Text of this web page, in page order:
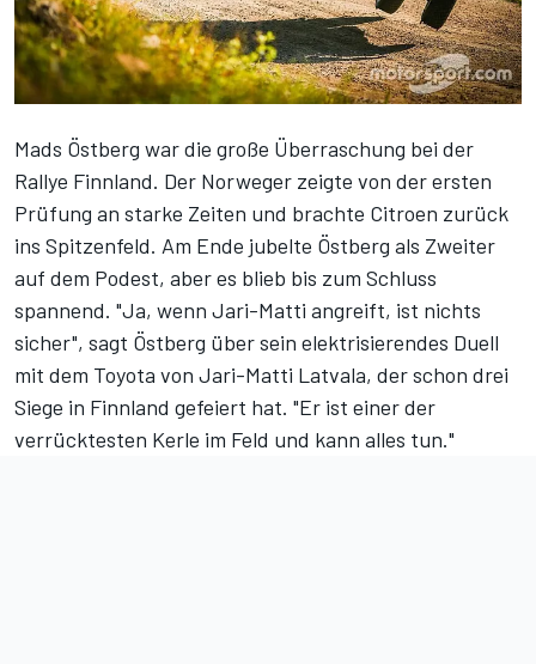
Mads Östberg war die große Überraschung bei der
Rallye Finnland. Der Norweger zeigte von der ersten
Prüfung an starke Zeiten und brachte Citroen zurück
ins Spitzenfeld. Am Ende jubelte Östberg als Zweiter
auf dem Podest, aber es blieb bis zum Schluss
spannend. "Ja, wenn Jari-Matti angreift, ist nichts
sicher", sagt Östberg über sein elektrisierendes Duell
mit dem Toyota von Jari-Matti Latvala, der schon drei
Siege in Finnland gefeiert hat. "Er ist einer der
verrücktesten Kerle im Feld und kann alles tun."